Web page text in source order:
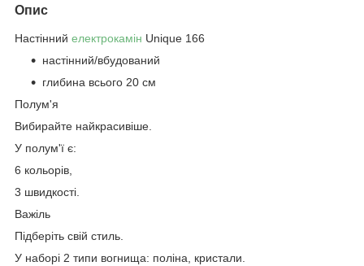
Опис
Настінний електрокамін Unique 166
настінний/вбудований
глибина всього 20 см
Полум'я
Вибирайте найкрасивіше.
У полум'ї є:
6 кольорів,
3 швидкості.
Важіль
Підберіть свій стиль.
У наборі 2 типи вогнища: поліна, кристали.